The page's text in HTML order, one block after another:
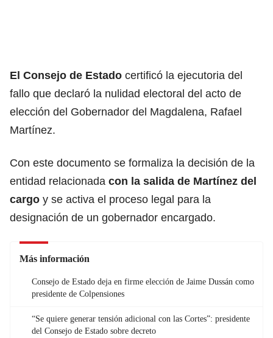
El Consejo de Estado certificó la ejecutoria del
fallo que declaró la nulidad electoral del acto de
elección del Gobernador del Magdalena, Rafael
Martínez.
Con este documento se formaliza la decisión de la
entidad relacionada con la salida de Martínez del
cargo y se activa el proceso legal para la
designación de un gobernador encargado.
Más información
Consejo de Estado deja en firme elección de Jaime Dussán como
presidente de Colpensiones
“Se quiere generar tensión adicional con las Cortes”: presidente
del Consejo de Estado sobre decreto